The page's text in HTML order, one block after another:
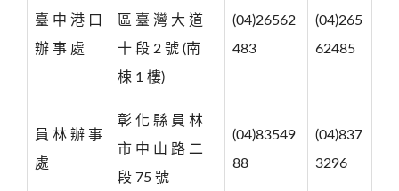
臺 中 港 口
辦 事 處
區 臺 灣 大 道
十 段 2 號 (南
棟 1 樓)
(04)26562
483
(04)265
62485
員 林 辦 事
處
彰 化 縣 員 林
市 中 山 路 二
段 75 號
(04)83549
88
(04)837
3296